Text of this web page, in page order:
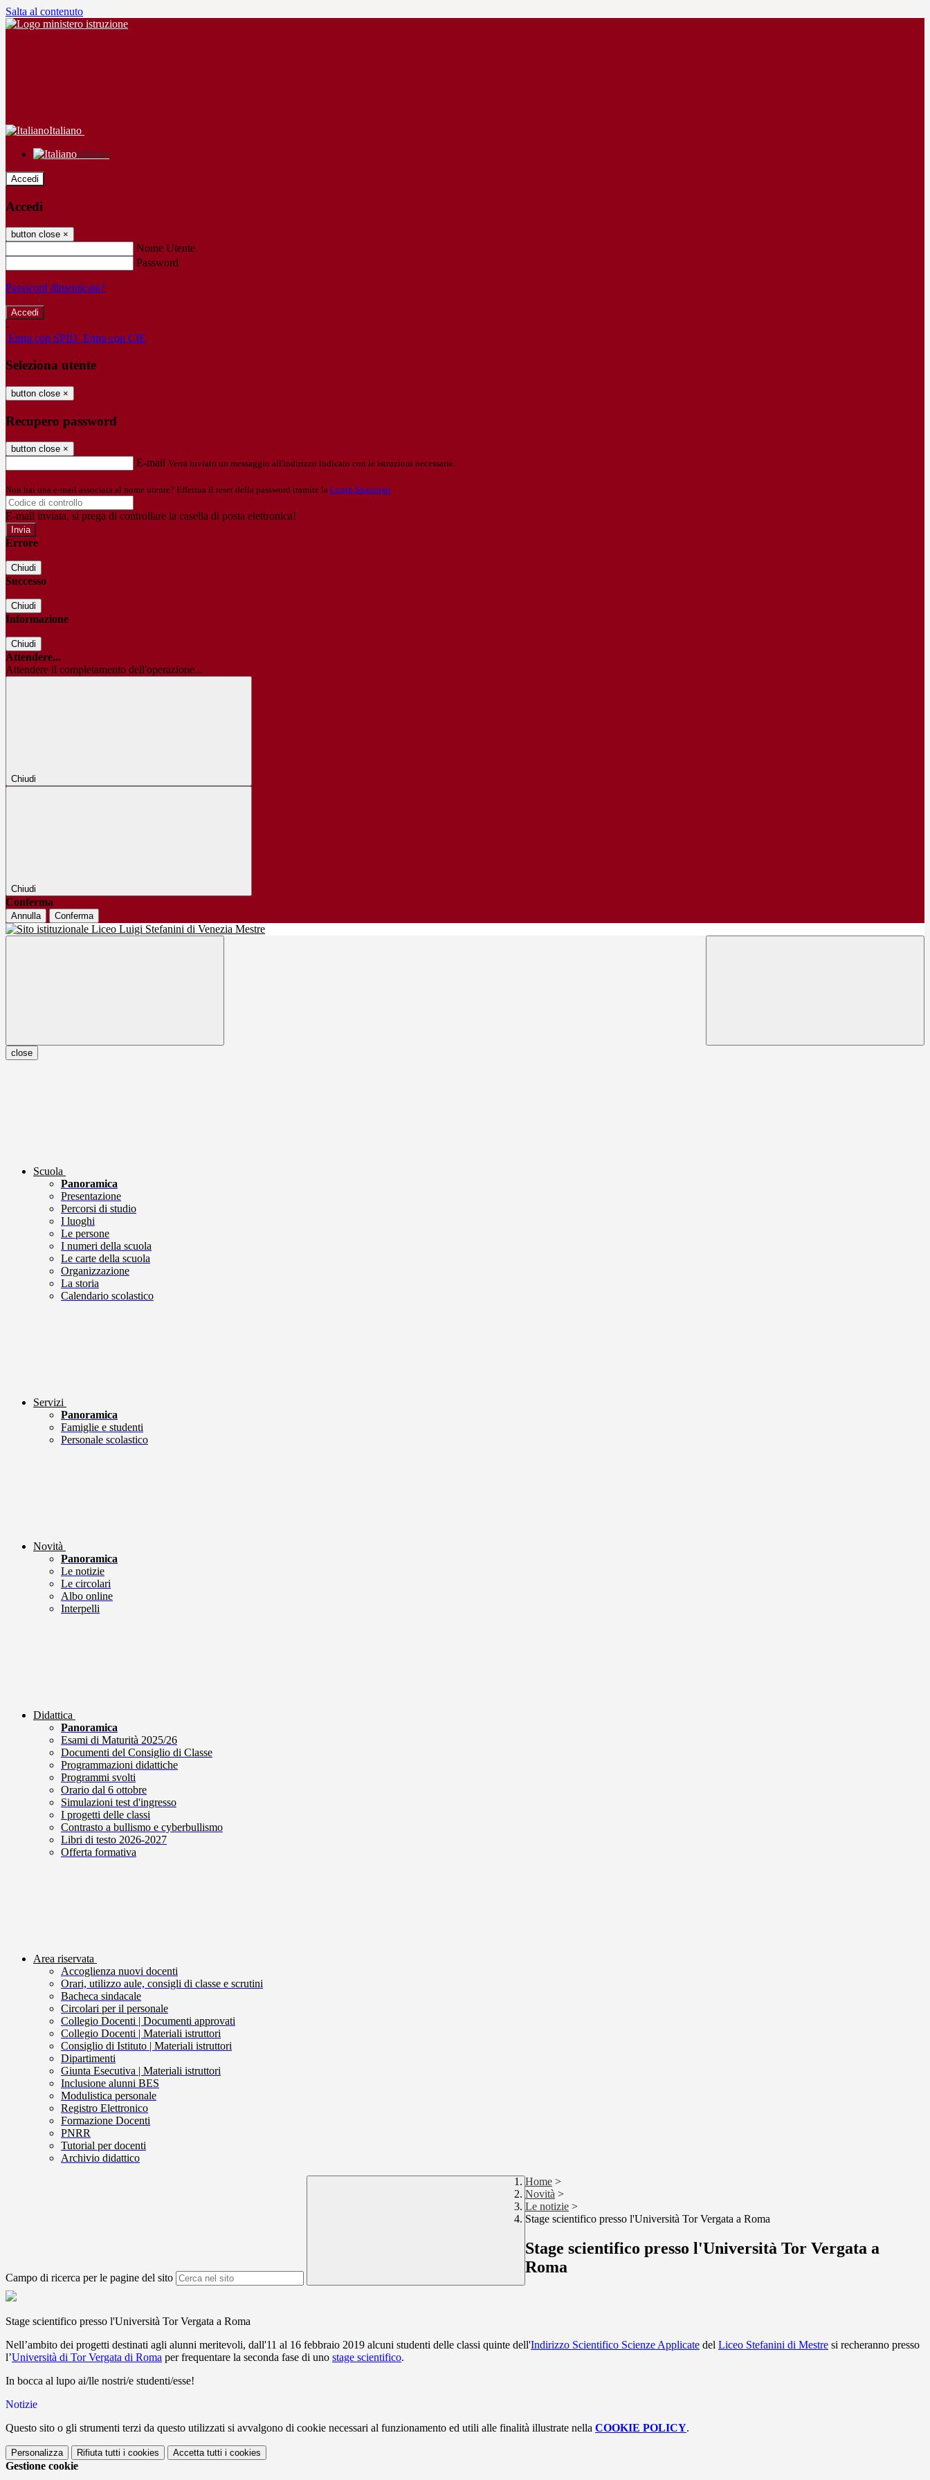
Salta al contenuto
Italiano
Italiano
Accedi
Accedi
button close ×
Nome Utente
Password
Password dimenticata?
-
Entra con SPID Entra con CIE
Seleziona utente
button close ×
Recupero password
button close ×
E-mail Verrà inviato un messaggio all'indirizzo indicato con le istruzioni necessarie.
Non hai una e-mail associata al nome utente? Effettua il reset della password tramite la Login Spaggiari
E-mail inviata, si prega di controllare la casella di posta elettronica!
Errore
Chiudi
Successo
Chiudi
Informazione
Chiudi
Attendere...
Attendere il completamento dell'operazione...
Chiudi
Chiudi
Conferma
Annulla Conferma
close
Scuola
Panoramica
Presentazione
Percorsi di studio
I luoghi
Le persone
I numeri della scuola
Le carte della scuola
Organizzazione
La storia
Calendario scolastico
Servizi
Panoramica
Famiglie e studenti
Personale scolastico
Novità
Panoramica
Le notizie
Le circolari
Albo online
Interpelli
Didattica
Panoramica
Esami di Maturità 2025/26
Documenti del Consiglio di Classe
Programmazioni didattiche
Programmi svolti
Orario dal 6 ottobre
Simulazioni test d'ingresso
I progetti delle classi
Contrasto a bullismo e cyberbullismo
Libri di testo 2026-2027
Offerta formativa
Area riservata
Accoglienza nuovi docenti
Orari, utilizzo aule, consigli di classe e scrutini
Bacheca sindacale
Circolari per il personale
Collegio Docenti | Documenti approvati
Collegio Docenti | Materiali istruttori
Consiglio di Istituto | Materiali istruttori
Dipartimenti
Giunta Esecutiva | Materiali istruttori
Inclusione alunni BES
Modulistica personale
Registro Elettronico
Formazione Docenti
PNRR
Tutorial per docenti
Archivio didattico
Campo di ricerca per le pagine del sito
Home >
Novità >
Le notizie >
Stage scientifico presso l'Università Tor Vergata a Roma
Stage scientifico presso l'Università Tor Vergata a
Roma
Stage scientifico presso l'Università Tor Vergata a Roma
Nell’ambito dei progetti destinati agli alunni meritevoli, dall'11 al 16 febbraio 2019 alcuni studenti delle classi quinte dell'Indirizzo Scientifico Scienze Applicate del Liceo Stefanini di Mestre si recheranno presso
l’Università di Tor Vergata di Roma per frequentare la seconda fase di uno stage scientifico.
In bocca al lupo ai/lle nostri/e studenti/esse!
Notizie
Questo sito o gli strumenti terzi da questo utilizzati si avvalgono di cookie necessari al funzionamento ed utili alle finalità illustrate nella COOKIE POLICY.
Personalizza Rifiuta tutti i cookies Accetta tutti i cookies
Gestione cookie